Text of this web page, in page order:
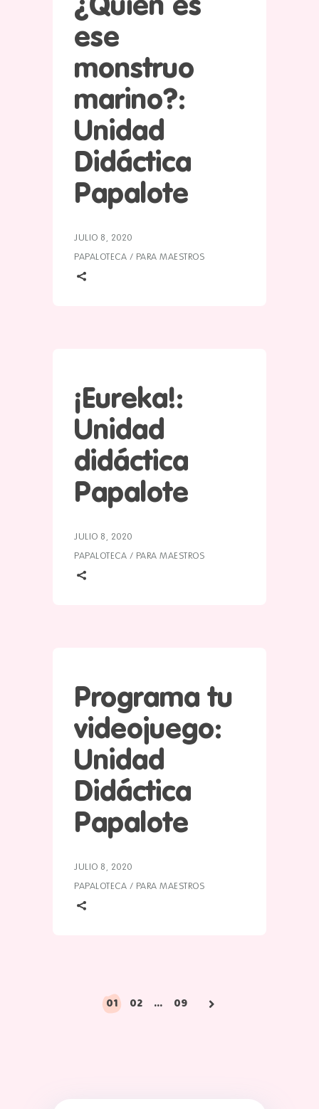
¿Quién es
ese
monstruo
marino?:
Unidad
Didáctica
Papalote
JULIO 8, 2020
PAPALOTECA / PARA MAESTROS
¡Eureka!:
Unidad
didáctica
Papalote
JULIO 8, 2020
PAPALOTECA / PARA MAESTROS
Programa tu
videojuego:
Unidad
Didáctica
Papalote
JULIO 8, 2020
PAPALOTECA / PARA MAESTROS
Paginación
01 02 … 09